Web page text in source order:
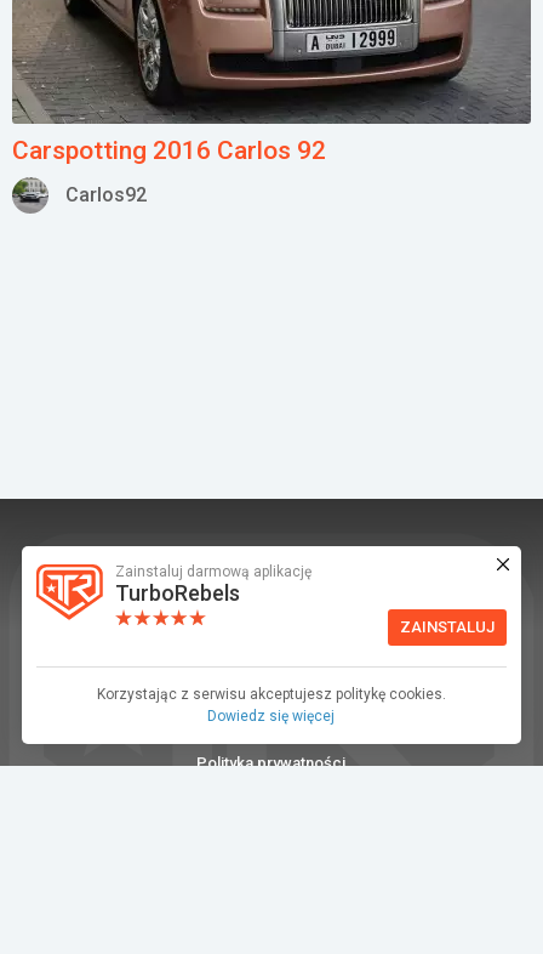
Zainstaluj darmową aplikację
TurboRebels
ZAINSTALUJ
Korzystając z serwisu akceptujesz politykę cookies.
Dowiedz się więcej
Carspotting 2016 Carlos 92
Carlos92
TurboRebels to platforma społecznościowa i
aplikacja mobilna dla fanów motoryzacji.
Regulamin
Polityka prywatności